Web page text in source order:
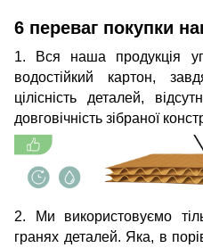
6 переваг покупки
1. Вся наша продукція
водостійкий картон,
цілісність деталей,
довговічність зібраної
2. Ми використовуємо
гранях деталей. Яка, в